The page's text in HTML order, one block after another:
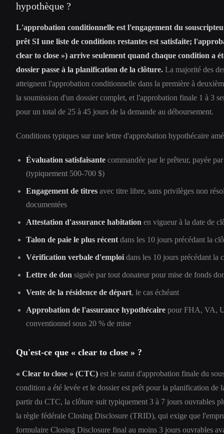
hypothèque ?
L'approbation conditionnelle est l'engagement du
prêt SI une liste de conditions restantes est satisfaite;
clear to close ») arrive seulement quand chaque condition a
dossier passe à la planification de la clôture. La majorité des
atteignent l'approbation conditionnelle dans la première à
la soumission d'un dossier complet, et l'approbation finale 1 à 3
pour un total de 25 à 45 jours de la demande au déboursement.
Conditions typiques sur une lettre d'approbation hypothécaire
Évaluation satisfaisante commandée par le prêteur, payée
(typiquement 500-700 $)
Engagement de titres avec titre libre, sans privilèges non
documentées
Attestation d'assurance habitation en vigueur à la date de
Talon de paie le plus récent dans les 10 jours précédant la
Vérification verbale d'emploi dans les 10 jours précédant la
Lettre de don signée par tout donateur pour mise de fonds
Vente de la résidence de départ, le cas échéant
Approbation de l'assurance hypothécaire pour FHA, VA,
conventionnel sous 20 % de mise
Qu'est-ce que « clear to close » ?
« Clear to close » (CTC) est le statut d'approbation finale du
condition a été levée et le dossier est prêt pour la planification de
partir du CTC, la clôture suit typiquement 3 à 7 jours ouvrables
la règle fédérale Closing Disclosure (TRID), qui exige que
formulaire Closing Disclosure final au moins 3 jours ouvrables